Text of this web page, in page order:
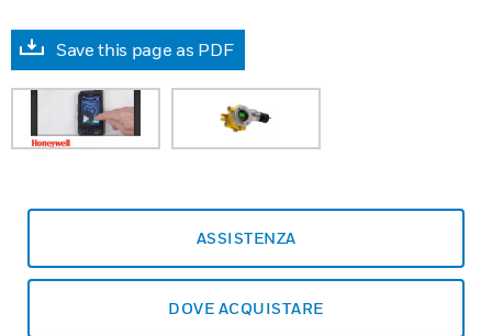
Save this page as PDF
ASSISTENZA
DOVE ACQUISTARE